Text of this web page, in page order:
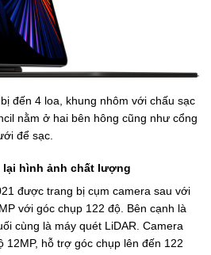
đến 4 loa, khung nhôm với chấu sạc
nằm ở hai bên hông cũng như cổng
để sạc.
lại hình ảnh chất lượng
được trang bị cụm camera sau với
với góc chụp 122 độ. Bên cạnh là
cùng là máy quét LiDAR. Camera
hỗ trợ góc chụp lên đến 122